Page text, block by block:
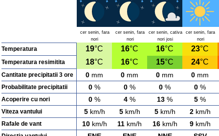
cer senin, fara
nori
cer senin, fara
nori
cer senin, cativa
nori josi
cer senin, fara
nori
Temperatura 19°C 16°C 16°C 23°C
Temperatura resimitita 18°C 16°C 15°C 24°C
Cantitate precipitatii 3 ore 0 mm 0 mm 0 mm 0 mm
Probabilitate precipitatii 0 % 0 % 0 % 0 %
Acoperire cu nori 0 % 4 % 13 % 5 %
Viteza vantului 5km/h 5km/h 5km/h 2km/h
Rafale de vant 10km/h 11 km/h 16km/h 9km/h